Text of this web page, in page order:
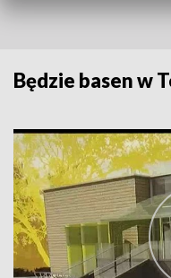
Będzie basen w